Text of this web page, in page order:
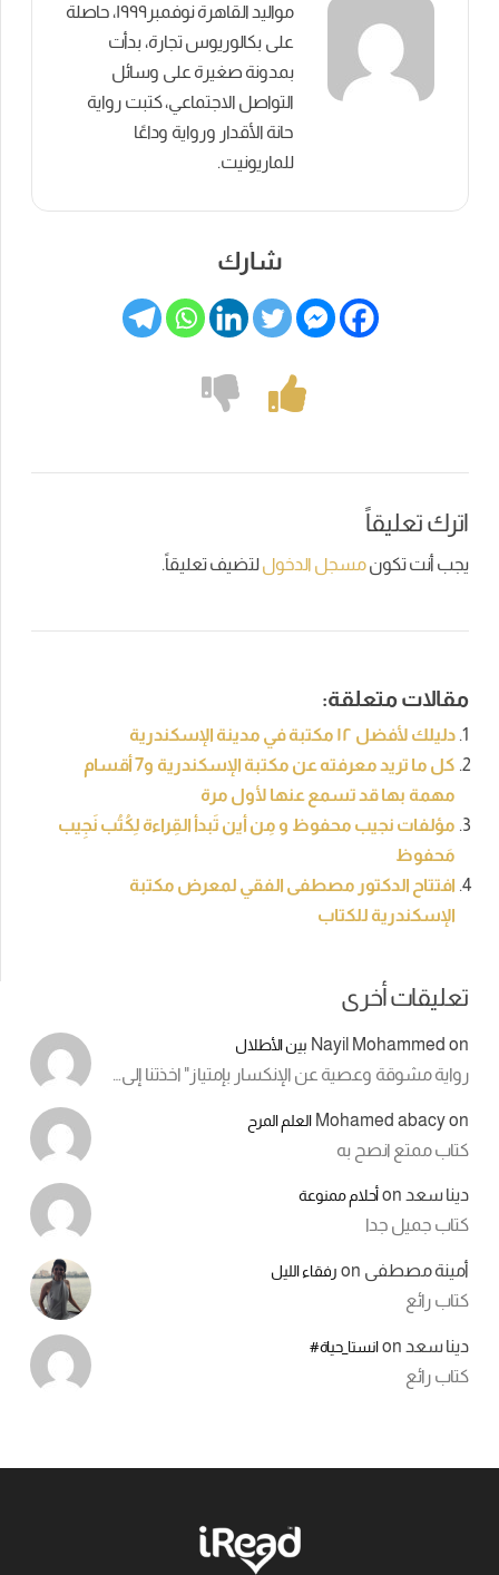
مواليد القاهرة نوفمبر١٩٩٩، حاصلة
على بكالوريوس تجارة، بدأت
بمدونة صغيرة على وسائل
التواصل الاجتماعي، كتبت رواية
حانة الأقدار ورواية وداعًا
للماريونيت.
شارك
اترك تعليقاً
يجب أنت تكونمسجل الدخوللتضيف تعليقاً.
مقالات متعلقة:
دليلك لأفضل ١٢ مكتبة في مدينة الإسكندرية
كل ما تريد معرفته عن مكتبة الإسكندرية و7 أقسام
مهمة بها قد تسمع عنها لأول مرة
مؤلفات نجيب محفوظ و مِن أين تَبدأ القِراءة لِكُتُب نَجِيب
مَحفوظ
افتتاح الدكتور مصطفى الفقي لمعرض مكتبة
الإسكندرية للكتاب
تعليقات أخرى
Nayil Mohammed on بين الأطلال
رواية مشوقة وعصية عن الإنكسار بإمتياز" اخذتنا إلى…
Mohamed abacyon العلم المرح
كتاب ممتع انصح به
دينا سعد onأحلام ممنوعة
كتاب جميل جدا
أمينة مصطفى on رفقاء الليل
كتاب رائع
دينا سعد onانستا_حياة#
كتاب رائع